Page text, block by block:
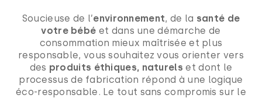
Soucieuse de l’environnement, de la santé de
votre bébé et dans une démarche de
consommation mieux maîtrisée et plus
responsable, vous souhaitez vous orienter vers
des produits éthiques, naturels et dont le
processus de fabrication répond à une logique
éco-responsable. Le tout sans compromis sur le